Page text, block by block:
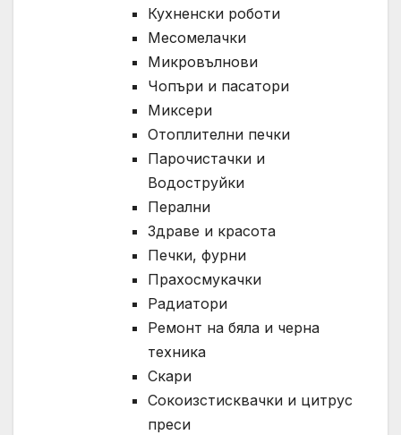
Кухненски роботи
Месомелачки
Микровълнови
Чопъри и пасатори
Миксери
Отоплителни печки
Парочистачки и
Водоструйки
Перални
Здраве и красота
Печки, фурни
Прахосмукачки
Радиатори
Ремонт на бяла и черна
техника
Скари
Сокоизстисквачки и цитрус
преси